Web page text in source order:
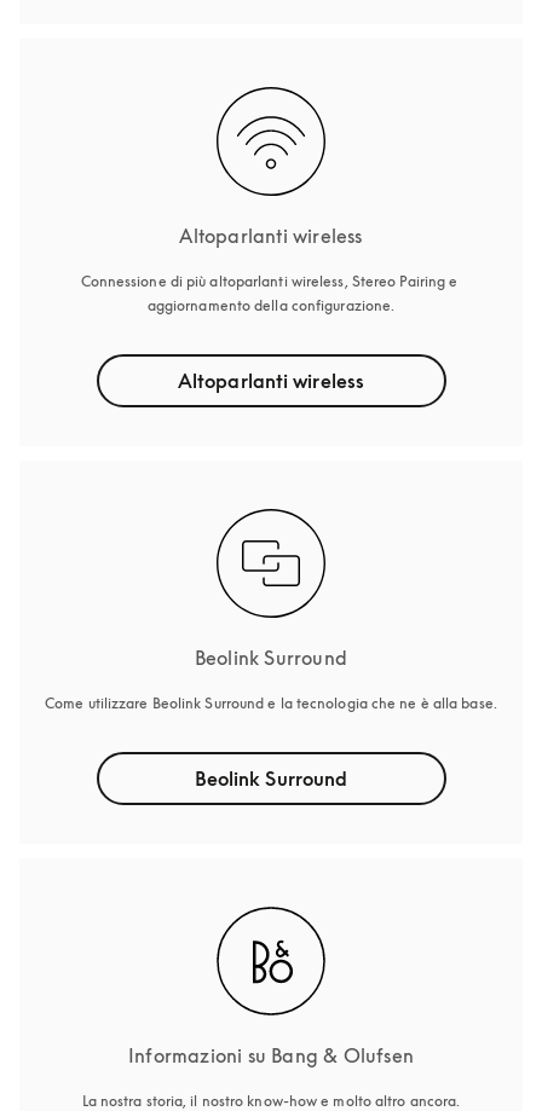
Altoparlanti wireless
Connessione di più altoparlanti wireless, Stereo Pairing e
aggiornamento della configurazione.
Altoparlanti wireless
Beolink Surround
Come utilizzare Beolink Surround e la tecnologia che ne è alla base.
Beolink Surround
Informazioni su Bang & Olufsen
La nostra storia, il nostro know-how e molto altro ancora.